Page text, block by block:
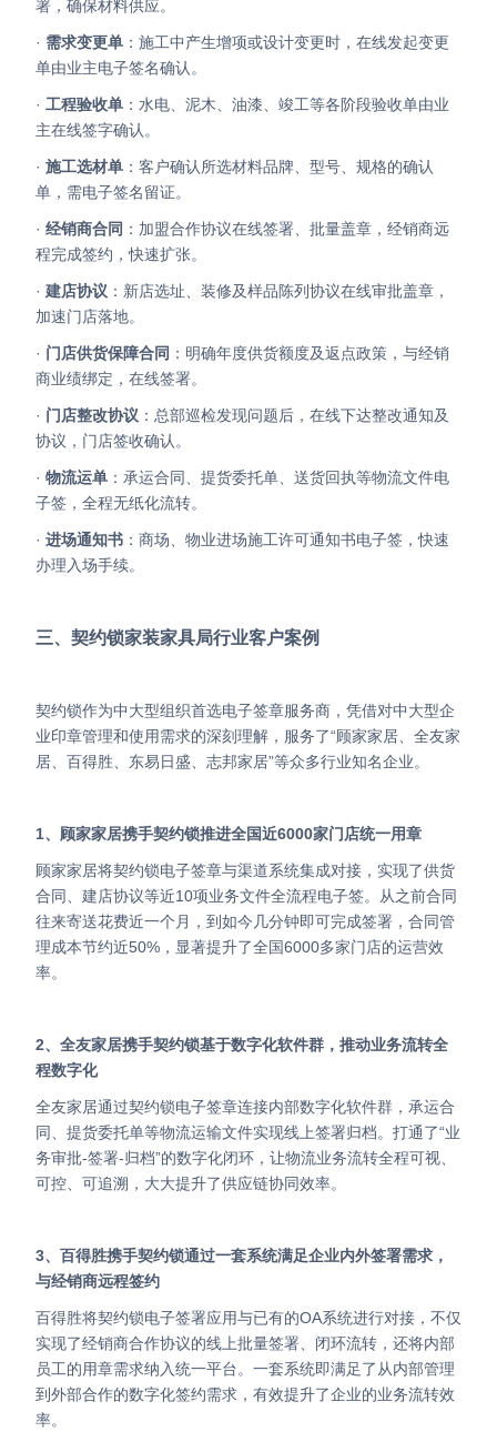
署，确保材料供应。
· 需求变更单 ：施工中产生增项或设计变更时，在线发起变更
单由业主电子签名确认。
· 工程验收单 ：水电、泥木、油漆、竣工等各阶段验收单由业
主在线签字确认。
· 施工选材单 ：客户确认所选材料品牌、型号、规格的确认
单，需电子签名留证。
· 经销商合同 ：加盟合作协议在线签署、批量盖章，经销商远
程完成签约，快速扩张。
· 建店协议 ：新店选址、装修及样品陈列协议在线审批盖章，
加速门店落地。
· 门店供货保障合同 ：明确年度供货额度及返点政策，与经销
商业绩绑定，在线签署。
· 门店整改协议 ：总部巡检发现问题后，在线下达整改通知及
协议，门店签收确认。
· 物流运单 ：承运合同、提货委托单、送货回执等物流文件电
子签，全程无纸化流转。
· 进场通知书 ：商场、物业进场施工许可通知书电子签，快速
办理入场手续。
三、契约锁家装家具局行业客户案例
契约锁作为中大型组织首选电子签章服务商，凭借对中大型企
业印章管理和使用需求的深刻理解，服务了“顾家家居、全友家
居、百得胜、东易日盛、志邦家居”等众多行业知名企业。
1、顾家家居携手契约锁推进全国近6000家门店统一用章
顾家家居将契约锁电子签章与渠道系统集成对接，实现了供货
合同、建店协议等近10项业务文件全流程电子签。从之前合同
往来寄送花费近一个月，到如今几分钟即可完成签署，合同管
理成本节约近50%，显著提升了全国6000多家门店的运营效
率。
2、全友家居携手契约锁基于数字化软件群，推动业务流转全
程数字化
全友家居通过契约锁电子签章连接内部数字化软件群，承运合
同、提货委托单等物流运输文件实现线上签署归档。打通了“业
务审批-签署-归档”的数字化闭环，让物流业务流转全程可视、
可控、可追溯，大大提升了供应链协同效率。
3、百得胜携手契约锁通过一套系统满足企业内外签署需求，
与经销商远程签约
百得胜将契约锁电子签署应用与已有的OA系统进行对接，不仅
实现了经销商合作协议的线上批量签署、闭环流转，还将内部
员工的用章需求纳入统一平台。一套系统即满足了从内部管理
到外部合作的数字化签约需求，有效提升了企业的业务流转效
率。